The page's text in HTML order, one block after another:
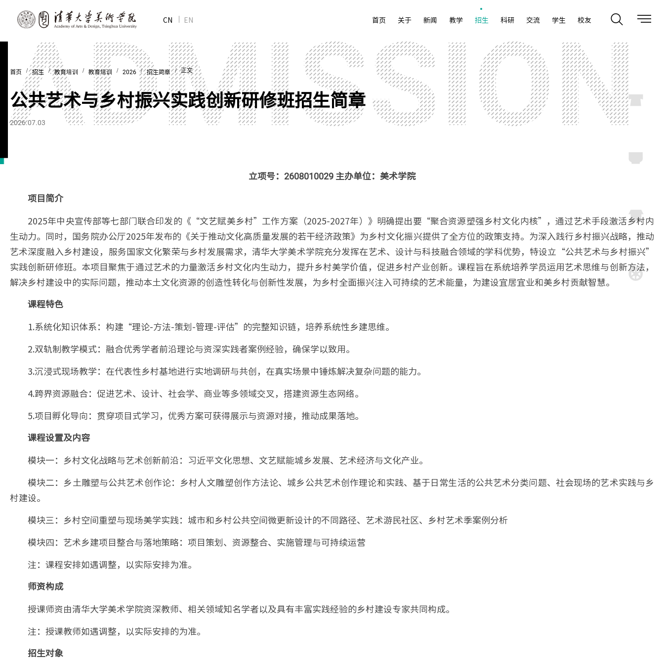
CN EN 首页 关于 新闻 教学 招生 科研 交流 学生 校友
首页 /招生 /教育培训 / 教育培训 / 2026 /招生简章/ 正文
公共艺术与乡村振兴实践创新研修班招生简章
2026.07.03
立项号：2608010029 主办单位：美术学院
项目简介
2025年中央宣传部等七部门联合印发的《“文艺赋美乡村”工作方案（2025-2027年）》明确提出要“聚合资源塑强乡村文化内核”，通过艺术手段激活乡村内
生动力。同时，国务院办公厅2025年发布的《关于推动文化高质量发展的若干经济政策》为乡村文化振兴提供了全方位的政策支持。为深入践行乡村振兴战略，推动
艺术深度融入乡村建设，服务国家文化繁荣与乡村发展需求，清华大学美术学院充分发挥在艺术、设计与科技融合领域的学科优势，特设立“公共艺术与乡村振兴”
实践创新研修班。本项目聚焦于通过艺术的力量激活乡村文化内生动力，提升乡村美学价值，促进乡村产业创新。课程旨在系统培养学员运用艺术思维与创新方法，
解决乡村建设中的实际问题，推动本土文化资源的创造性转化与创新性发展，为乡村全面振兴注入可持续的艺术能量，为建设宜居宜业和美乡村贡献智慧。
课程特色
1.系统化知识体系：构建“理论-方法-策划-管理-评估”的完整知识链，培养系统性乡建思维。
2.双轨制教学模式：融合优秀学者前沿理论与资深实践者案例经验，确保学以致用。
3.沉浸式现场教学：在代表性乡村基地进行实地调研与共创，在真实场景中锤炼解决复杂问题的能力。
4.跨界资源融合：促进艺术、设计、社会学、商业等多领域交叉，搭建资源生态网络。
5.项目孵化导向：贯穿项目式学习，优秀方案可获得展示与资源对接，推动成果落地。
课程设置及内容
模块一：乡村文化战略与艺术创新前沿：习近平文化思想、文艺赋能城乡发展、艺术经济与文化产业。
模块二：乡土雕塑与公共艺术创作论：乡村人文雕塑创作方法论、城乡公共艺术创作理论和实践、基于日常生活的公共艺术分类问题、社会现场的艺术实践与乡
村建设。
模块三：乡村空间重塑与现场美学实践：城市和乡村公共空间微更新设计的不同路径、艺术游民社区、乡村艺术季案例分析
模块四：艺术乡建项目整合与落地策略：项目策划、资源整合、实施管理与可持续运营
注：课程安排如遇调整，以实际安排为准。
师资构成
授课师资由清华大学美术学院资深教师、相关领域知名学者以及具有丰富实践经验的乡村建设专家共同构成。
注：授课教师如遇调整，以实际安排的为准。
招生对象